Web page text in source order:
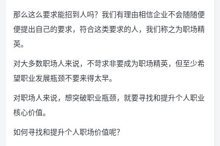
那么这么要求能招到人吗？我们有理由相信企业不会随随便
便提出自己的要求，符合这类要求的人，我们称之为职场精
英。
对大多数职场人来说，不苛求非要成为职场精英，但至少希
望职业发展瓶颈不要来得太早。
对职场人来说，想突破职业瓶颈，就要寻找和提升个人职业
核心价值。
如何寻找和提升个人职场价值呢？